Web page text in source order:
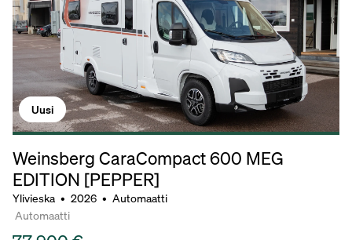
Uusi
Weinsberg CaraCompact 600 MEG
EDITION [PEPPER]
Ylivieska • 2026 • Automaatti
Automaatti